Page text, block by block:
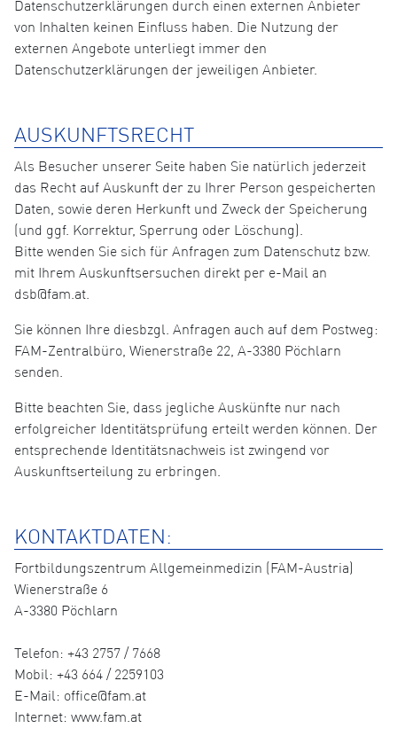
Datenschutzerklärungen durch einen externen Anbieter
von Inhalten keinen Einfluss haben. Die Nutzung der
externen Angebote unterliegt immer den
Datenschutzerklärungen der jeweiligen Anbieter.
AUSKUNFTSRECHT
Als Besucher unserer Seite haben Sie natürlich jederzeit
das Recht auf Auskunft der zu Ihrer Person gespeicherten
Daten, sowie deren Herkunft und Zweck der Speicherung
(und ggf. Korrektur, Sperrung oder Löschung).
Bitte wenden Sie sich für Anfragen zum Datenschutz bzw.
mit Ihrem Auskunftsersuchen direkt per e-Mail an
dsb@fam.at.
Sie können Ihre diesbzgl. Anfragen auch auf dem Postweg:
FAM-Zentralbüro, Wienerstraße 22, A-3380 Pöchlarn
senden.
Bitte beachten Sie, dass jegliche Auskünfte nur nach
erfolgreicher Identitätsprüfung erteilt werden können. Der
entsprechende Identitätsnachweis ist zwingend vor
Auskunftserteilung zu erbringen.
KONTAKTDATEN:
Fortbildungszentrum Allgemeinmedizin (FAM-Austria)
Wienerstraße 6
A-3380 Pöchlarn
Telefon: +43 2757 / 7668
Mobil: +43 664 / 2259103
E-Mail: office@fam.at
Internet: www.fam.at